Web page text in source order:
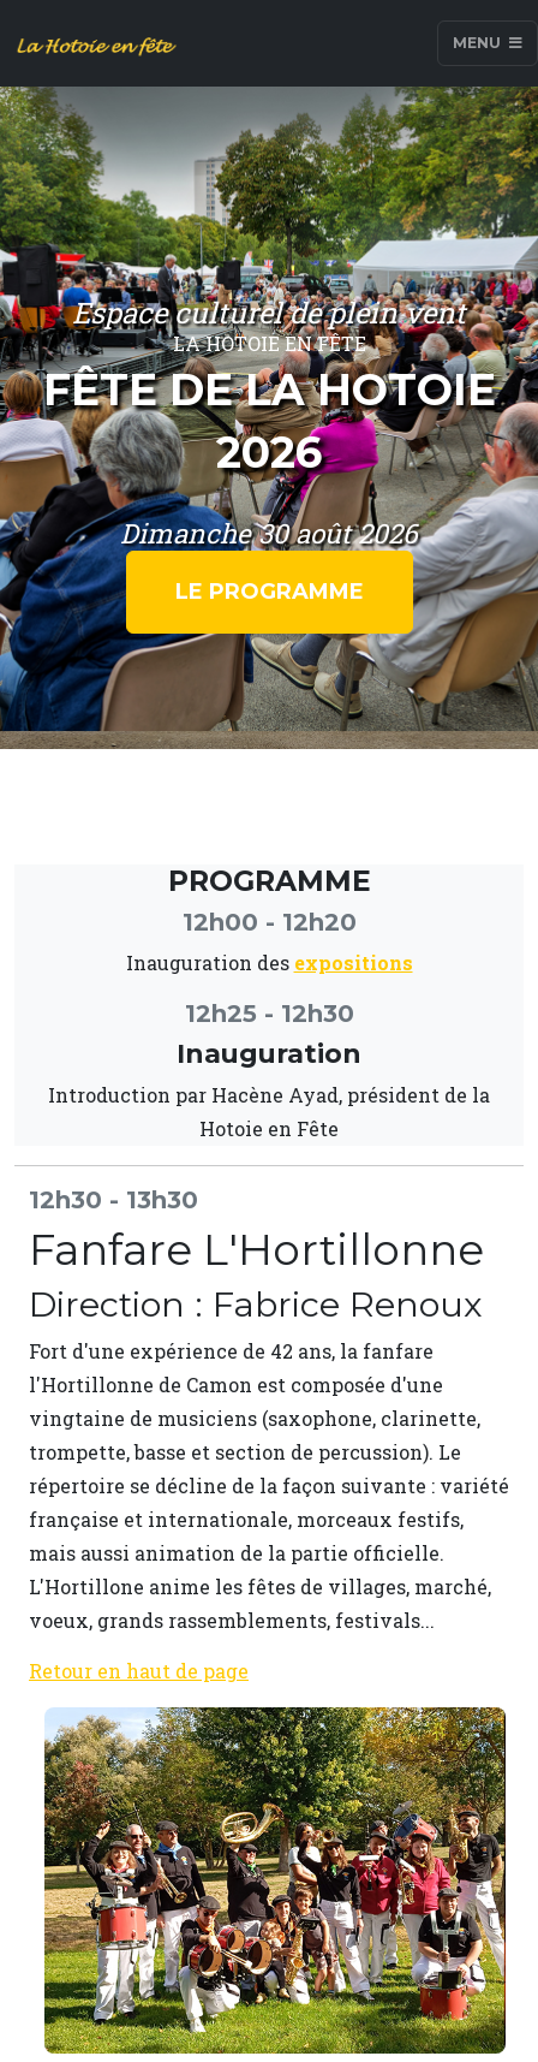
MENU
Espace culturel de plein vent
LA HOTOIE EN FÊTE
FÊTE DE LA HOTOIE
2026
Dimanche 30 août 2026
LE PROGRAMME
PROGRAMME
12h00 - 12h20
Inauguration des expositions
12h25 - 12h30
Inauguration
Introduction par Hacène Ayad, président de la
Hotoie en Fête
12h30 - 13h30
Fanfare L'Hortillonne
Direction : Fabrice Renoux
Fort d'une expérience de 42 ans, la fanfare
l'Hortillonne de Camon est composée d'une
vingtaine de musiciens (saxophone, clarinette,
trompette, basse et section de percussion). Le
répertoire se décline de la façon suivante : variété
française et internationale, morceaux festifs,
mais aussi animation de la partie officielle.
L'Hortillone anime les fêtes de villages, marché,
voeux, grands rassemblements, festivals...
Retour en haut de page